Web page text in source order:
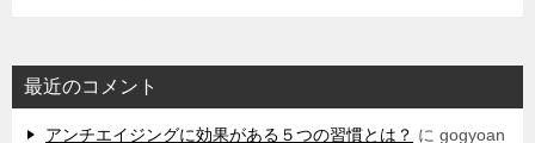
最近のコメント
アンチエイジングに効果がある５つの習慣とは？ に gogyoan